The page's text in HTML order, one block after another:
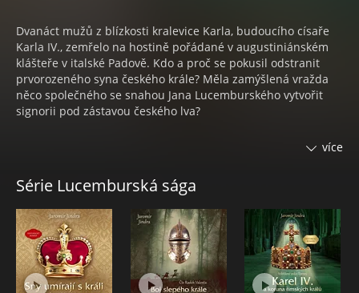
Dvanáct mužů z blízkosti kralevice Karla, budoucího císaře
Karla IV., zemřelo na hostině pořádané v augustiniánském
klášteře v italské Padově. Kdo a proč se pokusil odstranit
prvorozeného syna českého krále? Měla zamýšlená vražda
něco společného se snahou Jana Lucemburského vytvořit
signorii pod zástavou českého lva?
Rozoumkem, známým již z románu Válka královen, který po
smrti Elišky Přemyslovny znovu našel svou starou lásku
Hedviku a odvádí si ji na hrádek Vildštejn. Stíny minulosti
však této dvojici nedopřejí, aby žila v klidu; kdosi způsobí
smrt snoubenky Hedvičina syna Josífka a unese maličkého
Carla…
více
Série Lucemburská sága